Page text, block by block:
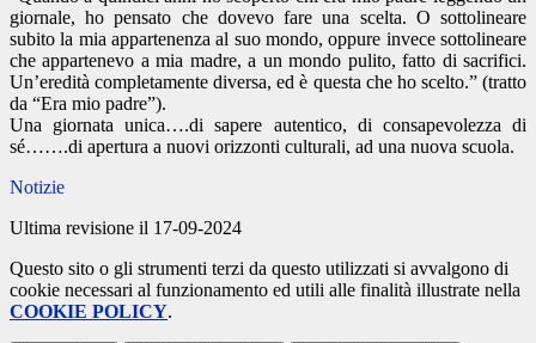
giornale, ho pensato che dovevo fare una scelta. O sottolineare
subito la mia appartenenza al suo mondo, oppure invece sottolineare
che appartenevo a mia madre, a un mondo pulito, fatto di sacrifici.
Un’eredità completamente diversa, ed è questa che ho scelto.” (tratto
da “Era mio padre”).
Una giornata unica….di sapere autentico, di consapevolezza di
sé…….di apertura a nuovi orizzonti culturali, ad una nuova scuola.
Notizie
Ultima revisione il 17-09-2024
Questo sito o gli strumenti terzi da questo utilizzati si avvalgono di
cookie necessari al funzionamento ed utili alle finalità illustrate nella
COOKIE POLICY.